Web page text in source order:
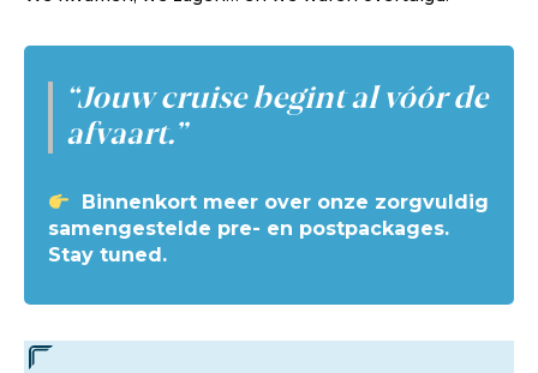
“Jouw cruise begint al vóór de
afvaart.”
Binnenkort meer over onze zorgvuldig
samengestelde pre- en postpackages.
Stay tuned.